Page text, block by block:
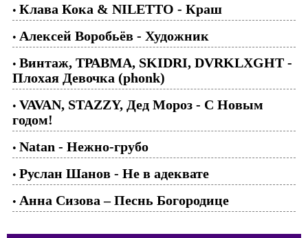
• Клава Кока & NILETTO - Краш
• Алексей Воробьёв - Художник
• Винтаж, ТРАВМА, SKIDRI, DVRKLXGHT -
Плохая Девочка (phonk)
• VAVAN, STAZZY, Дед Мороз - С Новым
годом!
• Natan - Нежно-грубо
• Руслан Шанов - Не в адеквате
• Анна Сизова – Песнь Богородице